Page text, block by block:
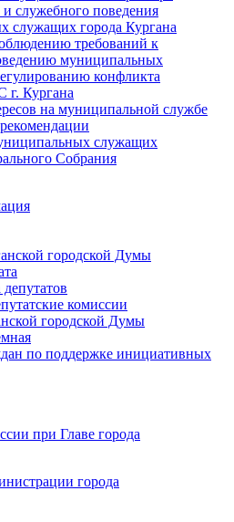
служебного поведения
служащих города Кургана
требований к
муниципальных
конфликта
г. Кургана
на муниципальной службе
служащих
Cобрания
городской Думы
комиссии
городской Думы
по поддержке инициативных
при Главе города
города